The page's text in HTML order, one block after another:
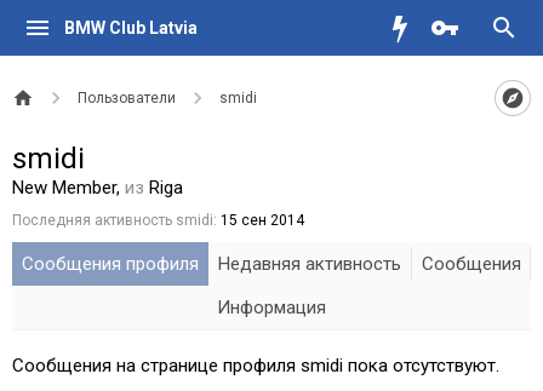
BMW Club Latvia
Пользователи smidi
smidi
New Member, из Riga
Последняя активность smidi: 15 сен 2014
Сообщения профиля Недавняя активность
Сообщения
Информация
Сообщения на странице профиля smidi пока отсутствуют.